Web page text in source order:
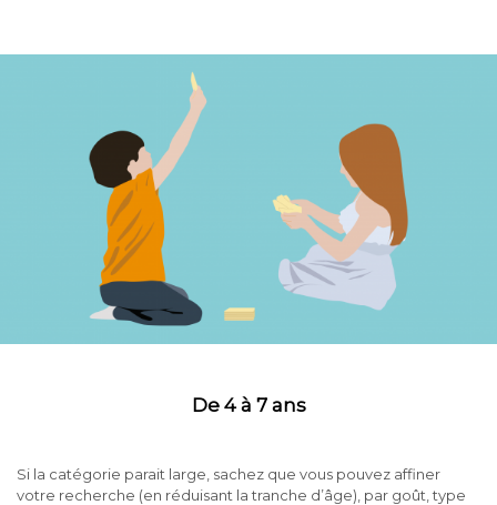
De 4 à 7 ans
Si la catégorie parait large, sachez que vous pouvez affiner
votre recherche (en réduisant la tranche d’âge), par goût, type